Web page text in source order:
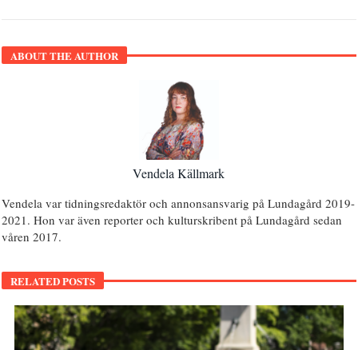
ABOUT THE AUTHOR
Vendela Källmark
Vendela var tidningsredaktör och annonsansvarig på Lundagård 2019-
2021. Hon var även reporter och kulturskribent på Lundagård sedan
våren 2017.
RELATED POSTS